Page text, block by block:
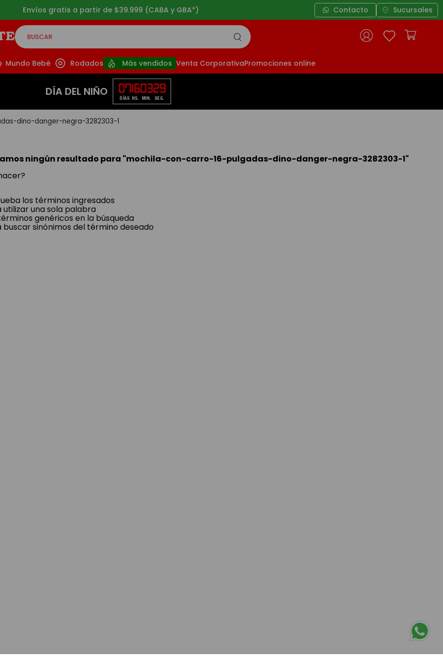
Envíos gratis a partir de $39.999 (CABA y GBA*) Contacto Sucursales
BUSCAR
Mundo Bebé Rodados Más vendidos Venta CorporativaPromociones online
DÍA DEL NIÑO 07
DÍAS
16
HS.
03
MIN.
29
SEG.
dino-danger-negra-3282303-1
ningún resultado para "mochila-con-carro-16-pulgadas-dino-danger-negra-3282303-1"
los términos ingresados
utilizar una sola palabra
genéricos en la búsqueda
buscar sinónimos del término deseado